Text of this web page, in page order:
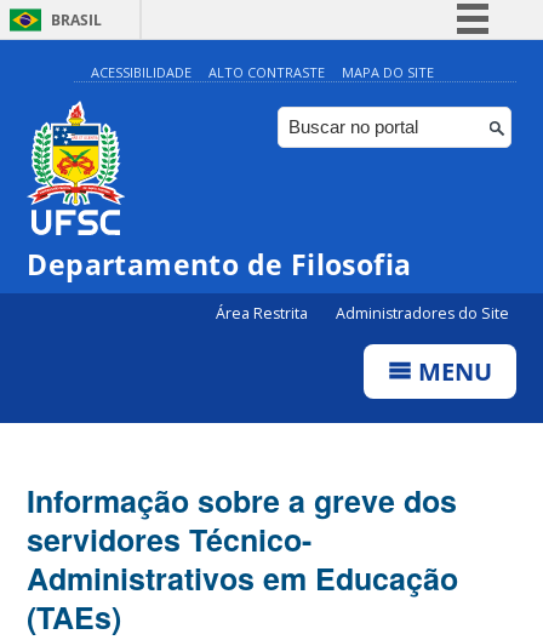
BRASIL
Simplifique!
Comunica BR
Participe
Canais
ACESSIBILIDADE ALTO CONTRASTE MAPA DO SITE
Departamento de Filosofia
Área Restrita Administradores do Site
MENU
Informação sobre a greve dos
servidores Técnico-
Administrativos em Educação
(TAEs)